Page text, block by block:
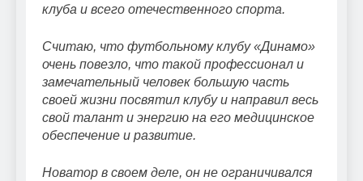
клуба и всего отечественного спорта.
Считаю, что футбольному клубу «Динамо»
очень повезло, что такой профессионал и
замечательный человек большую часть
своей жизни посвятил клубу и направил весь
свой талант и энергию на его медицинское
обеспечение и развитие.
Новатор в своем деле, он не ограничивался